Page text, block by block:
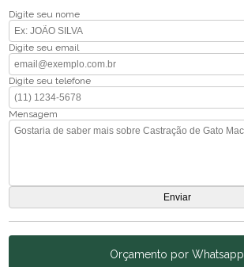
Digite seu nome
Digite seu email
Digite seu telefone
Mensagem
Orçamento por Whatsapp